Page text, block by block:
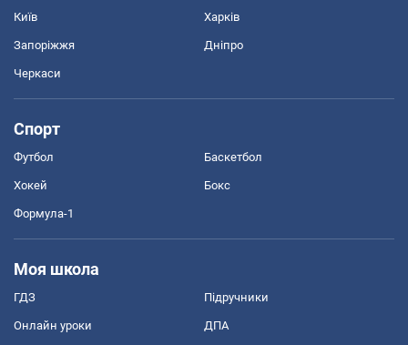
Київ Харків
Запоріжжя Дніпро
Черкаси
Спорт
Футбол Баскетбол
Хокей Бокс
Формула-1
Моя школа
ГДЗ Підручники
Онлайн уроки ДПА